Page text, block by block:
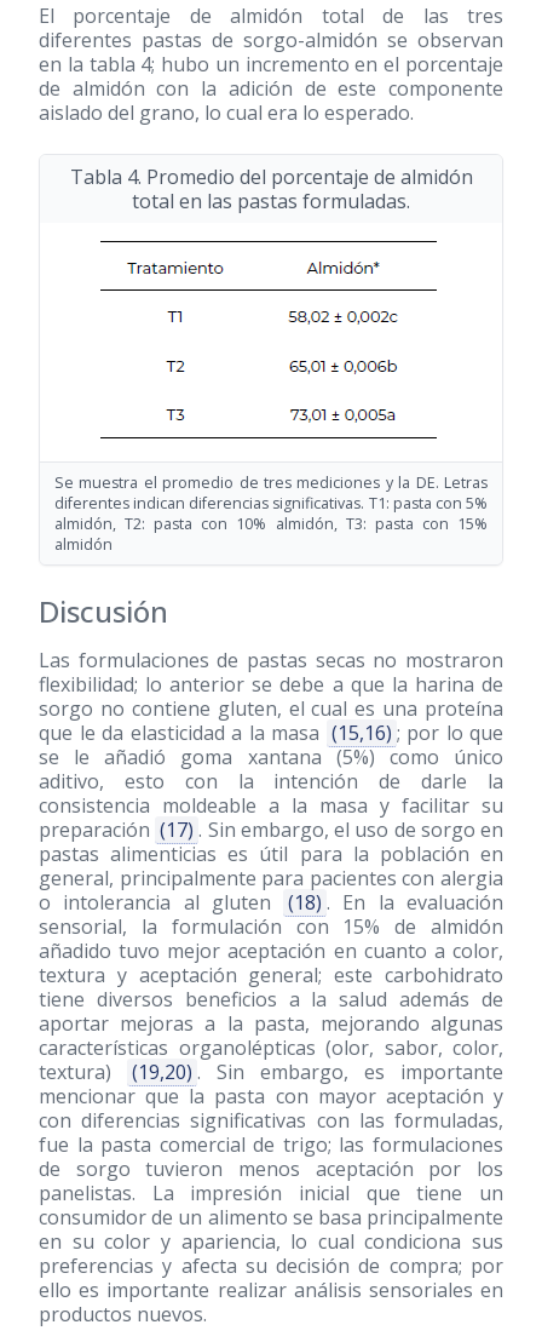
El porcentaje de almidón total de las tres
diferentes pastas de sorgo-almidón se observan
en la tabla 4; hubo un incremento en el porcentaje
de almidón con la adición de este componente
aislado del grano, lo cual era lo esperado.
Tabla 4. Promedio del porcentaje de almidón
total en las pastas formuladas.
Se muestra el promedio de tres mediciones y la DE. Letras
diferentes indican diferencias significativas. T1: pasta con 5%
almidón, T2: pasta con 10% almidón, T3: pasta con 15%
almidón
Discusión
Las formulaciones de pastas secas no mostraron
flexibilidad; lo anterior se debe a que la harina de
sorgo no contiene gluten, el cual es una proteína
que le da elasticidad a la masa (15,16) ; por lo que
se le añadió goma xantana (5%) como único
aditivo, esto con la intención de darle la
consistencia moldeable a la masa y facilitar su
preparación (17) . Sin embargo, el uso de sorgo en
pastas alimenticias es útil para la población en
general, principalmente para pacientes con alergia
o intolerancia al gluten
(18) . En la evaluación
sensorial, la formulación con 15% de almidón
añadido tuvo mejor aceptación en cuanto a color,
textura y aceptación general; este carbohidrato
tiene diversos beneficios a la salud además de
aportar mejoras a la pasta, mejorando algunas
características organolépticas (olor, sabor, color,
textura)
(19,20) . Sin embargo, es importante
mencionar que la pasta con mayor aceptación y
con diferencias significativas con las formuladas,
fue la pasta comercial de trigo; las formulaciones
de sorgo tuvieron menos aceptación por los
panelistas. La impresión inicial que tiene un
consumidor de un alimento se basa principalmente
en su color y apariencia, lo cual condiciona sus
preferencias y afecta su decisión de compra; por
ello es importante realizar análisis sensoriales en
productos nuevos.